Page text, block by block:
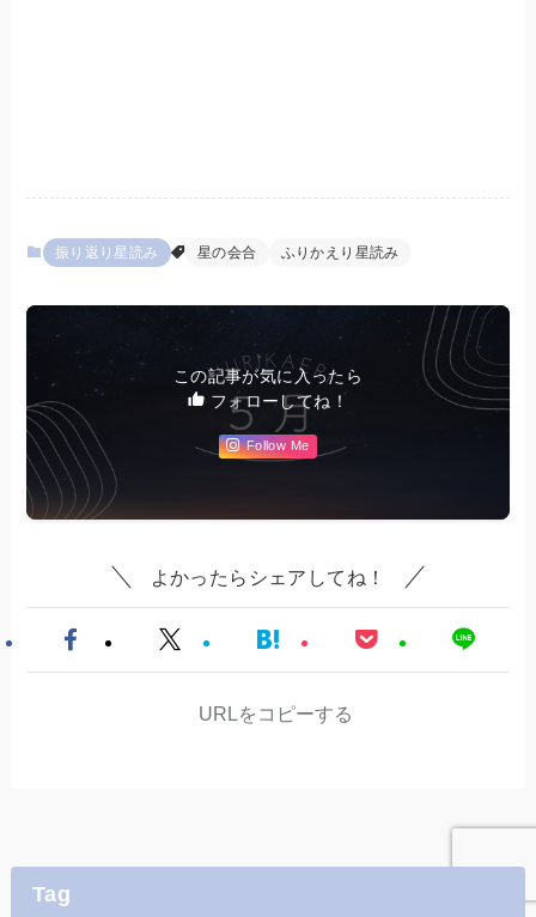
振り返り星読み 星の会合 ふりかえり星読み
この記事が気に入ったら
フォローしてね！
Follow Me
よかったらシェアしてね！
URLをコピーする
Tag